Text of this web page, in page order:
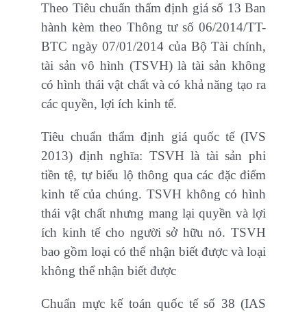
Theo Tiêu chuẩn thẩm định giá số 13 Ban
hành kèm theo Thông tư số 06/2014/TT-
BTC ngày 07/01/2014 của Bộ Tài chính,
tài sản vô hình (TSVH) là tài sản không
có hình thái vật chất và có khả năng tạo ra
các quyền, lợi ích kinh tế.
Tiêu chuẩn thẩm định giá quốc tế (IVS
2013) định nghĩa: TSVH là tài sản phi
tiền tệ, tự biểu lộ thông qua các đặc điểm
kinh tế của chúng. TSVH không có hình
thái vật chất nhưng mang lại quyền và lợi
ích kinh tế cho người sở hữu nó. TSVH
bao gồm loại có thể nhận biết được và loại
không thể nhận biết được
Chuẩn mực kế toán quốc tế số 38 (IAS